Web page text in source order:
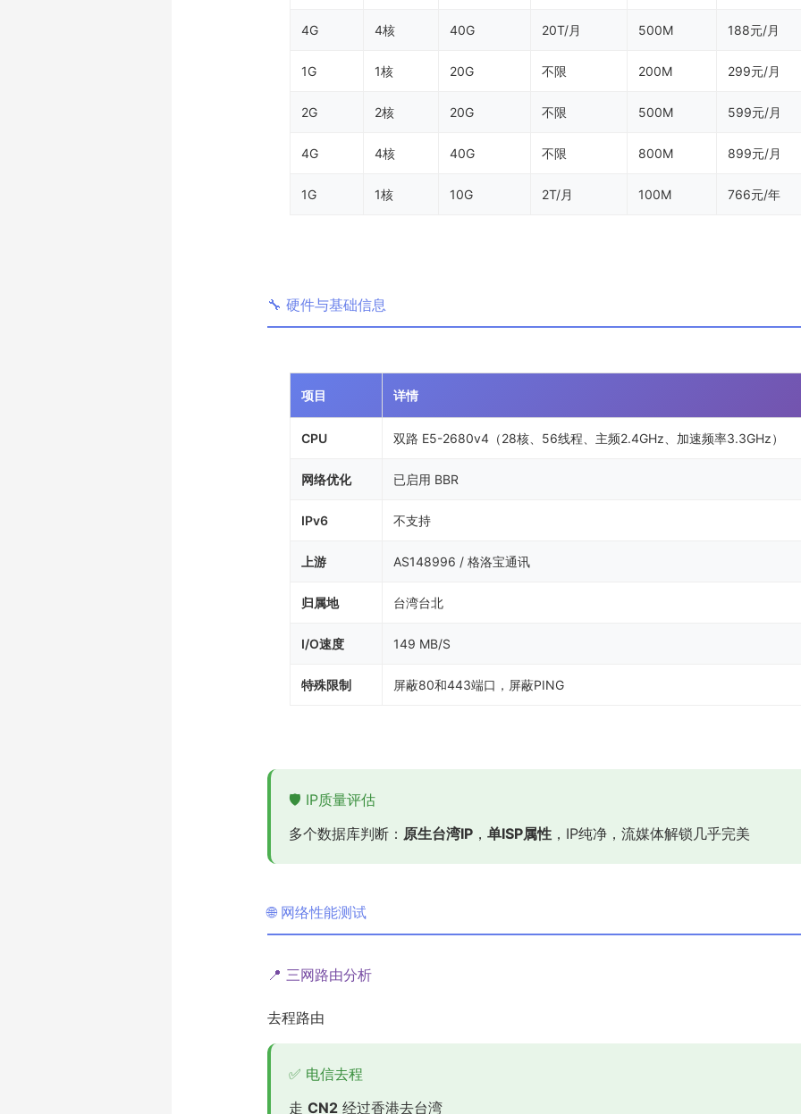
4G 4核 40G 20T/月 500M 188元/月
1G 1核 20G 不限 200M 299元/月
2G 2核 20G 不限 500M 599元/月
4G 4核 40G 不限 800M 899元/月
1G 1核 10G 2T/月 100M 766元/年
🔧 硬件与基础信息
项目 详情
CPU 双路 E5-2680v4（28核、56线程、主频2.4GHz、加速频率3.3GHz）
网络优化 已启用 BBR
IPv6 不支持
上游 AS148996 / 格洛宝通讯
归属地 台湾台北
I/O速度 149 MB/S
特殊限制 屏蔽80和443端口，屏蔽PING
🛡️ IP质量评估
多个数据库判断： 原生台湾IP， 单ISP属性，IP纯净，流媒体解锁几乎完美
🌐 网络性能测试
📍 三网路由分析
去程路由
✅ 电信去程
走 CN2经过香港去台湾